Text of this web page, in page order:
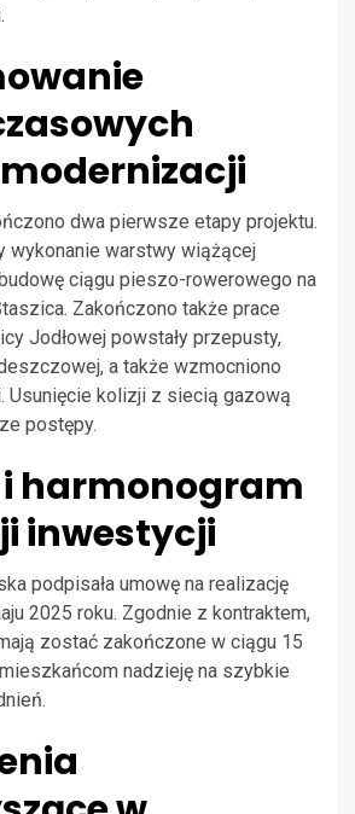
dwa pierwsze etapy projektu.
wykonanie warstwy wiążącej
ciągu pieszo-rowerowego na
Zakończono także prace
Jodłowej powstały przepusty,
a także wzmocniono
Usunięcie kolizji z siecią gazową
postępy.
harmonogram
inwestycji
podpisała umowę na realizację
2025 roku. Zgodnie z kontraktem,
zostać zakończone w ciągu 15
nadzieję na szybkie